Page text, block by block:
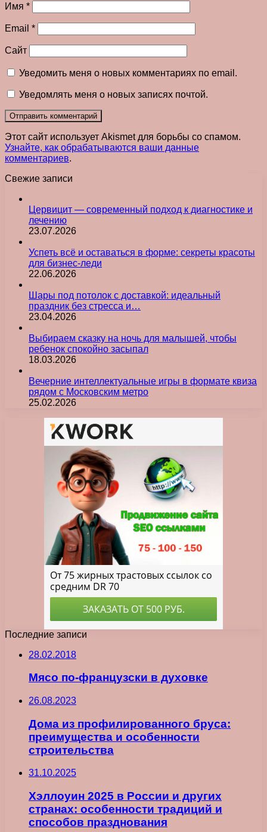
Имя *
Email *
Сайт
Уведомить меня о новых комментариях по email.
Уведомлять меня о новых записях почтой.
Этот сайт использует Akismet для борьбы со спамом.
Узнайте, как обрабатываются ваши данные
комментариев.
Свежие записи
Цервицит — современный подход к диагностике и
лечению
23.07.2026
Успеть всё и оставаться в форме: секреты красоты
для бизнес-леди
22.06.2026
Шары под потолок с доставкой: идеальный
праздник без стресса и…
23.04.2026
Выбираем сказку на ночь для малышей, чтобы
ребенок спокойно засыпал
18.03.2026
Вечерние интеллектуальные игры в формате квиза
рядом с Московским метро
25.02.2026
Последние записи
28.02.2018
Мясо по-французски в духовке
26.08.2023
Дома из профилированного бруса:
преимущества и особенности
строительства
31.10.2025
Хэллоуин 2025 в России и других
странах: особенности традиций и
способов празднования